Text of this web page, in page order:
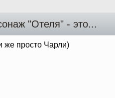
"Отеля" - это...
же просто Чарли)